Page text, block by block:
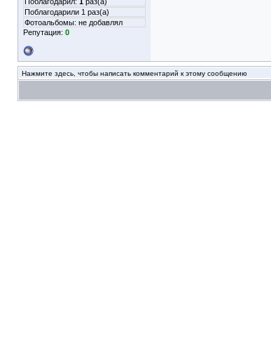
Поблагодарили 1 раз(а)
Фотоальбомы: не добавлял
Репутация: 0
Нажмите здесь, чтобы написать комментарий к этому сообщению